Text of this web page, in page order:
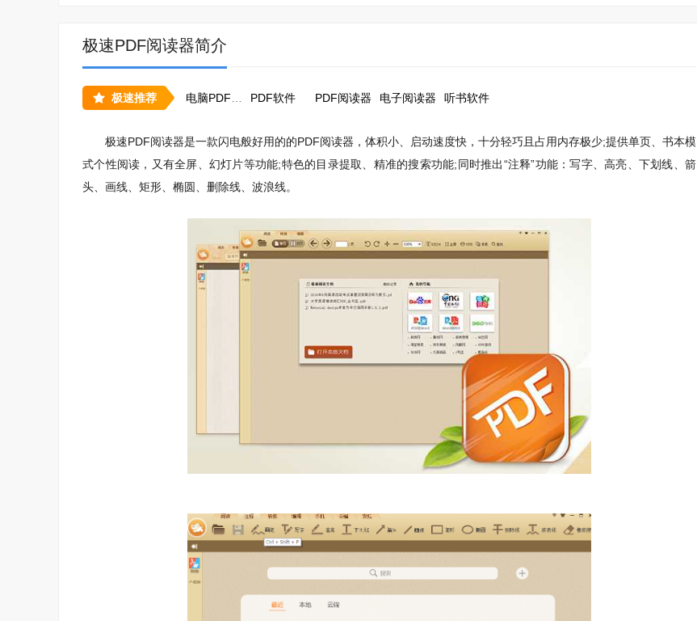
极速PDF阅读器简介
极速推荐 PDF软件 PDF阅读器 电子阅读器 听书软件
极速PDF阅读器是一款闪电般好用的的PDF阅读器，体积小、启动速度快，十分轻巧且占用内存极少;提供单页、书本模
式个性阅读，又有全屏、幻灯片等功能;特色的目录提取、精准的搜索功能;同时推出“注释”功能：写字、高亮、下划线、箭
头、画线、矩形、椭圆、删除线、波浪线。